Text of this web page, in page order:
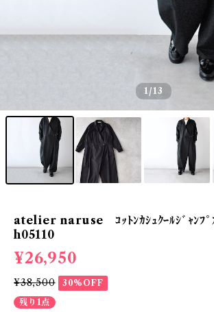
1/13
atelier naruse ｺｯﾄﾝｶｼｭｸｰﾙｼﾞｬﾝﾌﾟ
h05110
¥26,950
¥38,500
30%OFF
残り1点